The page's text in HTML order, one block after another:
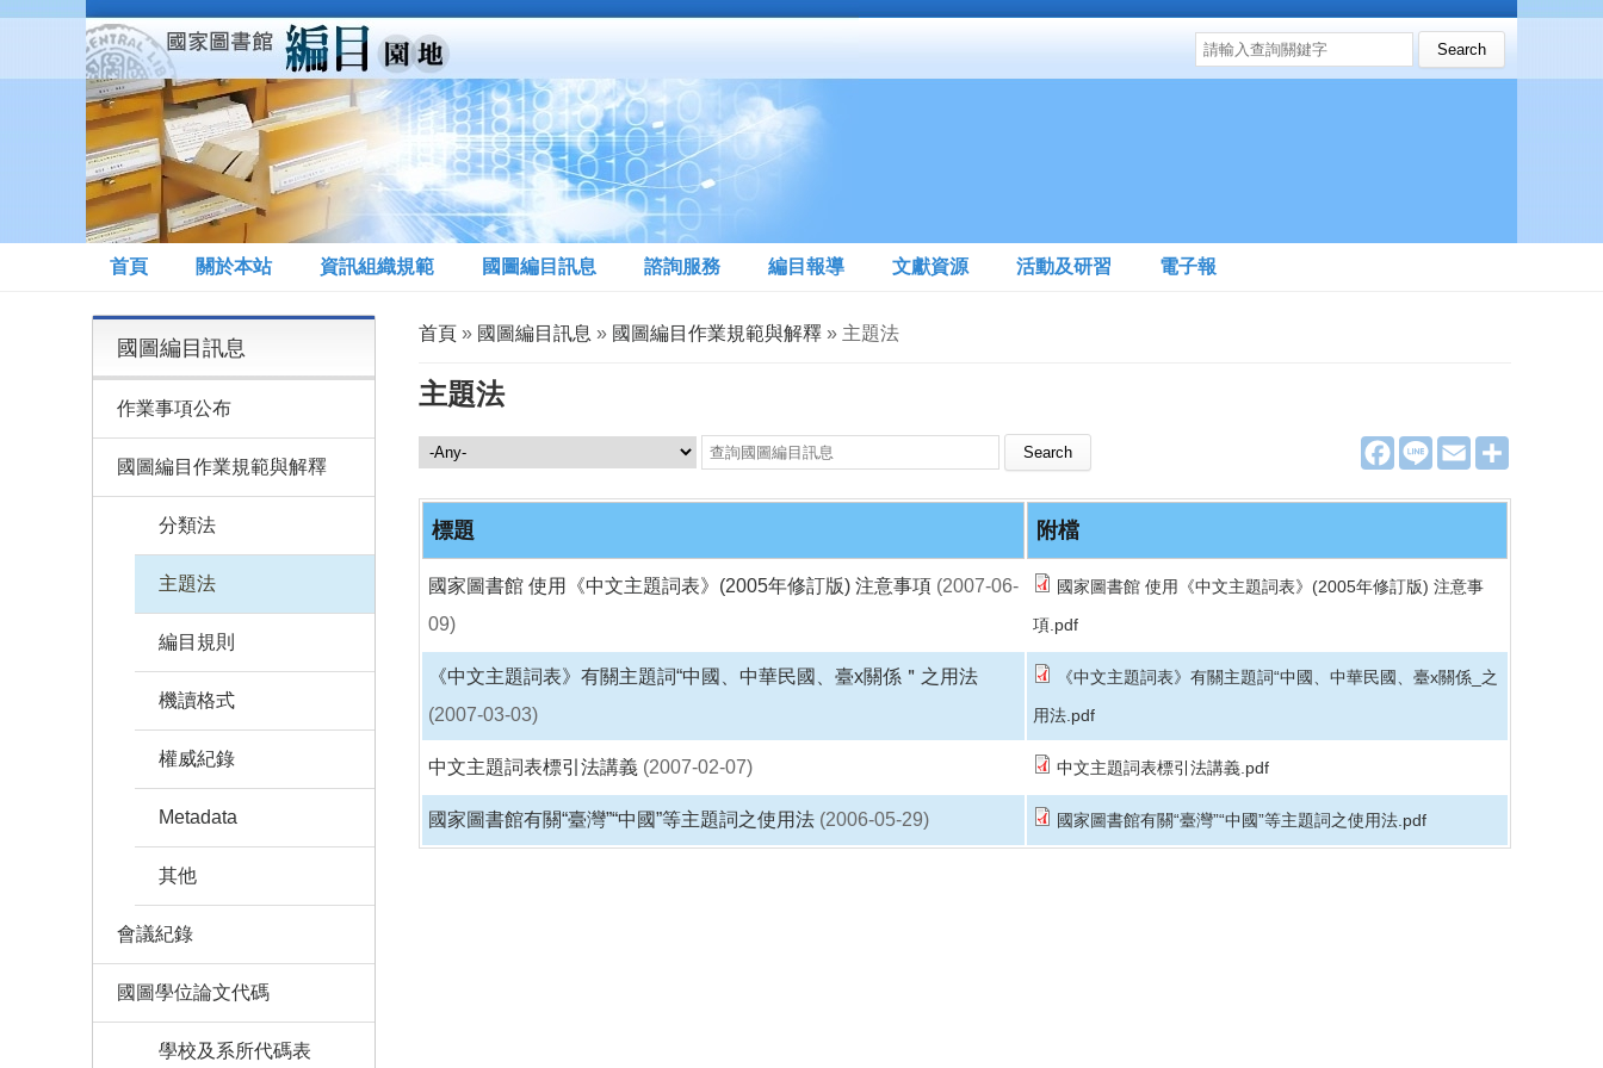
移至主內容
搜尋表單
Search this site
首頁 關於本站 資訊組織規範 國圖編目訊息 諮詢服務 編目報導 文獻資源 活動及研習 電子報
您在這裡
首頁» 國圖編目訊息 » 國圖編目作業規範與解釋» 主題法
主題法
F
a
e
o
k
L
e
E
m
i
國圖編目訊息 Search this site
標題 附檔
國家圖書館 使用《中文主題詞表》(2005年修訂版) 注意事項(2007-06-
09)
國家圖書館 使用《中文主題詞表》(2005年修訂版) 注意事
項.pdf
《中文主題詞表》有關主題詞“中國、中華民國、臺x關係＂之用法
(2007-03-03)
《中文主題詞表》有關主題詞“中國、中華民國、臺x關係_之
用法.pdf
中文主題詞表標引法講義(2007-02-07) 中文主題詞表標引法講義.pdf
國家圖書館有關“臺灣”“中國”等主題詞之使用法(2006-05-29) 國家圖書館有關“臺灣”“中國”等主題詞之使用法.pdf
國圖編目訊息
作業事項公布
國圖編目作業規範與解釋
分類法
主題法
編目規則
機讀格式
權威紀錄
Metadata
其他
會議紀錄
國圖學位論文代碼
學校及系所代碼表